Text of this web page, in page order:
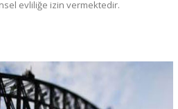
evliliğe izin vermektedir.